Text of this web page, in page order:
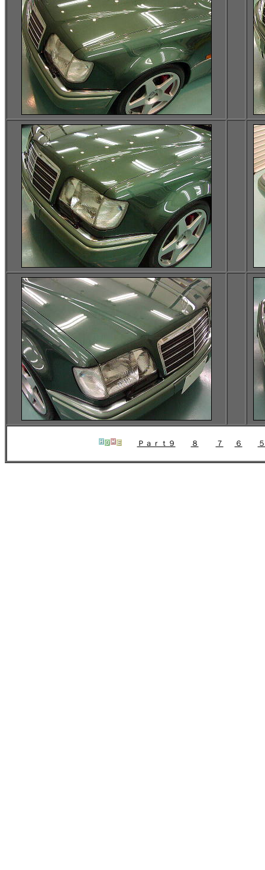
Ｐａｒｔ９ ８ ７ ６ ５